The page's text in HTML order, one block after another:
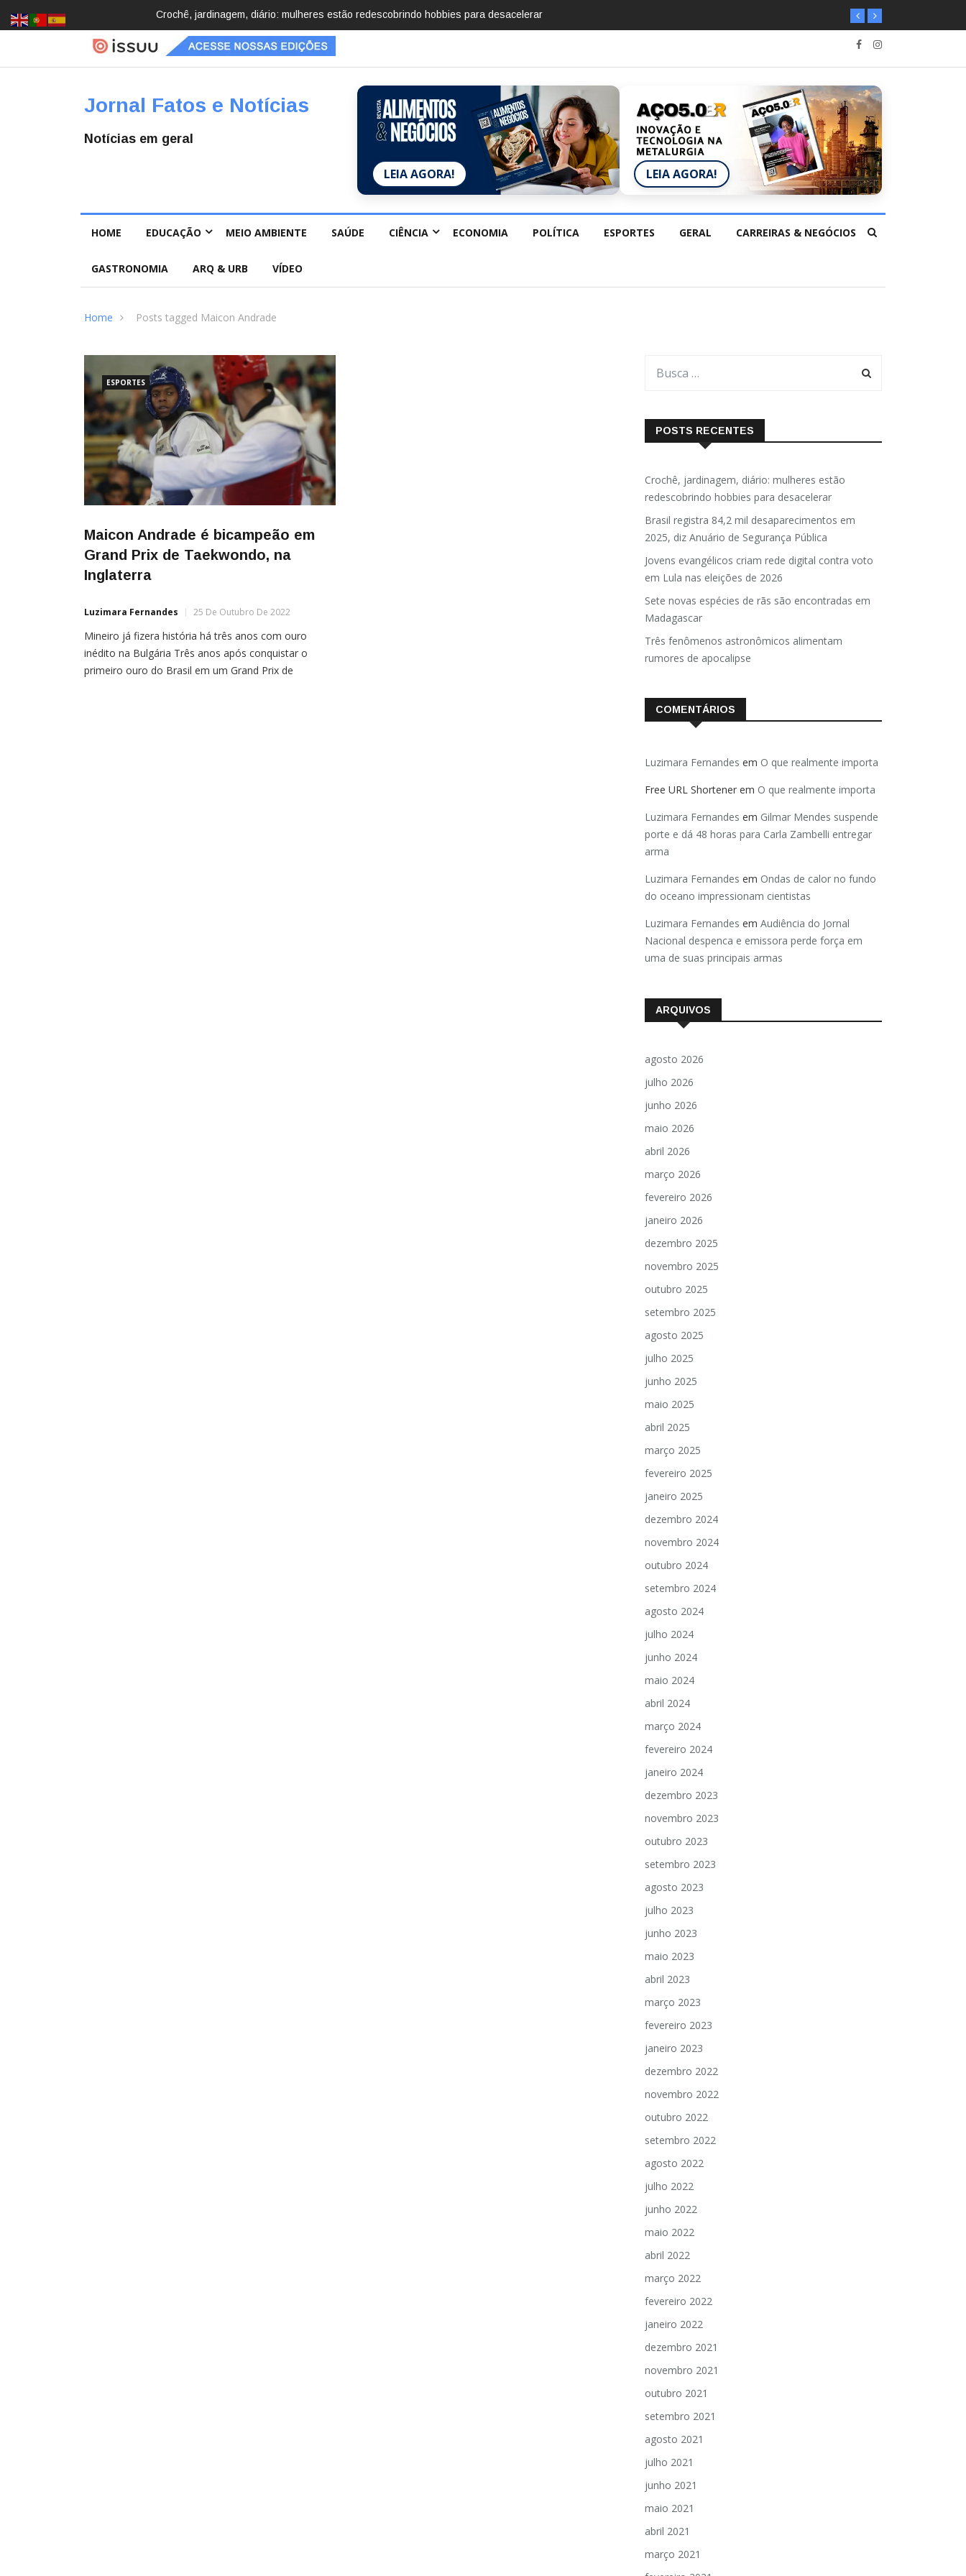
hobbies para desacelerarBrasil registra 84,2 mil desaparecimentos em 2025, diz Anuário de Segurança
Pública
Jornal Fatos e Notícias
Notícias em geral
LEIA AGORA! LEIA AGORA!
HOME EDUCAÇÃO MEIO AMBIENTE SAÚDE CIÊNCIA ECONOMIA POLÍTICA ESPORTES GERAL CARREIRAS & NEGÓCIOS
GASTRONOMIA ARQ & URB VÍDEO
Home Posts tagged Maicon Andrade
ESPORTES
Maicon Andrade é bicampeão em
Grand Prix de Taekwondo, na
Inglaterra
Luzimara Fernandes 25 De Outubro De 2022
Mineiro já fizera história há três anos com ouro
inédito na Bulgária Três anos após conquistar o
primeiro ouro do Brasil em um Grand Prix de
POSTS RECENTES
Crochê, jardinagem, diário: mulheres estão
redescobrindo hobbies para desacelerar
Brasil registra 84,2 mil desaparecimentos em
2025, diz Anuário de Segurança Pública
Jovens evangélicos criam rede digital contra voto
em Lula nas eleições de 2026
Sete novas espécies de rãs são encontradas em
Madagascar
Três fenômenos astronômicos alimentam
rumores de apocalipse
COMENTÁRIOS
Luzimara Fernandes em O que realmente importa
Free URL Shortener em O que realmente importa
Luzimara Fernandes em Gilmar Mendes suspende
porte e dá 48 horas para Carla Zambelli entregar
arma
Luzimara Fernandes em Ondas de calor no fundo
do oceano impressionam cientistas
Luzimara Fernandes em Audiência do Jornal
Nacional despenca e emissora perde força em
uma de suas principais armas
ARQUIVOS
agosto 2026
julho 2026
junho 2026
maio 2026
abril 2026
março 2026
fevereiro 2026
janeiro 2026
dezembro 2025
novembro 2025
outubro 2025
setembro 2025
agosto 2025
julho 2025
junho 2025
maio 2025
abril 2025
março 2025
fevereiro 2025
janeiro 2025
dezembro 2024
novembro 2024
outubro 2024
setembro 2024
agosto 2024
julho 2024
junho 2024
maio 2024
abril 2024
março 2024
fevereiro 2024
janeiro 2024
dezembro 2023
novembro 2023
outubro 2023
setembro 2023
agosto 2023
julho 2023
junho 2023
maio 2023
abril 2023
março 2023
fevereiro 2023
janeiro 2023
dezembro 2022
novembro 2022
outubro 2022
setembro 2022
agosto 2022
julho 2022
junho 2022
maio 2022
abril 2022
março 2022
fevereiro 2022
janeiro 2022
dezembro 2021
novembro 2021
outubro 2021
setembro 2021
agosto 2021
julho 2021
junho 2021
maio 2021
abril 2021
março 2021